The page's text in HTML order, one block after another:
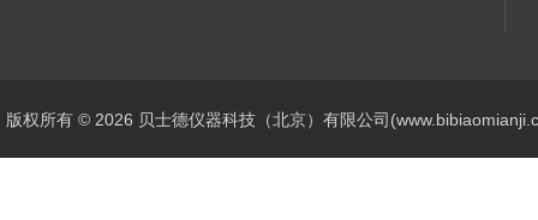
版权所有 © 2026 贝士德仪器科技（北京）有限公司